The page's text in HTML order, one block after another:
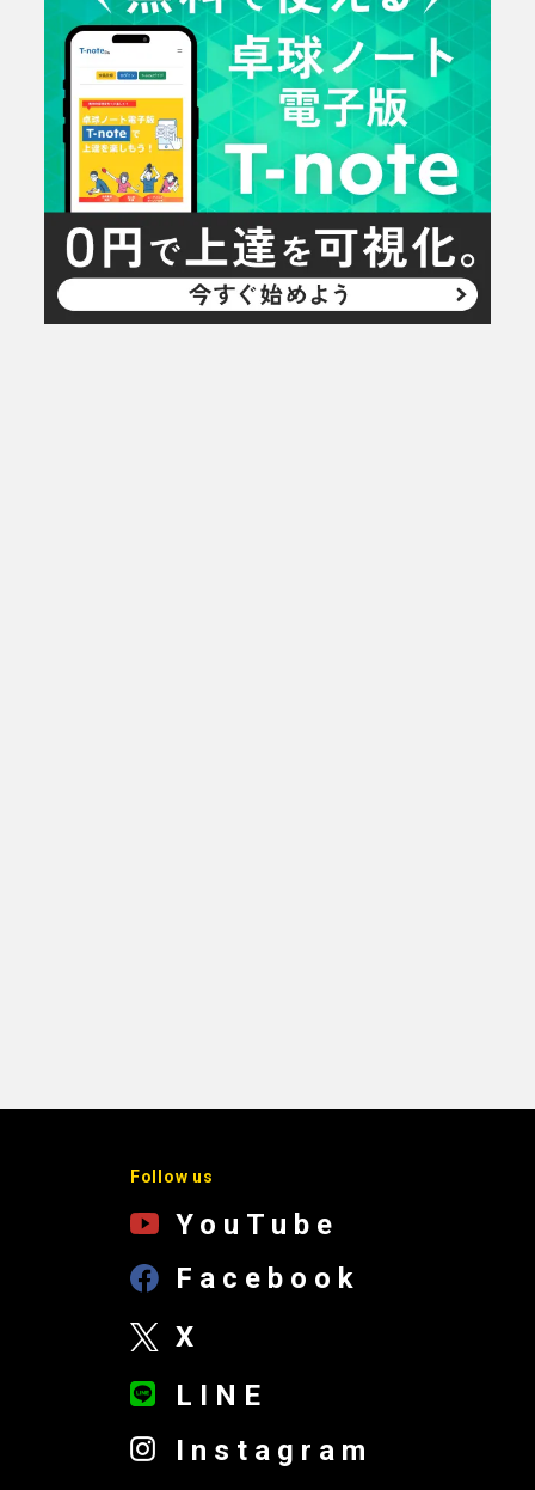
Follow us
YouTube
Facebook
X
LINE
Instagram